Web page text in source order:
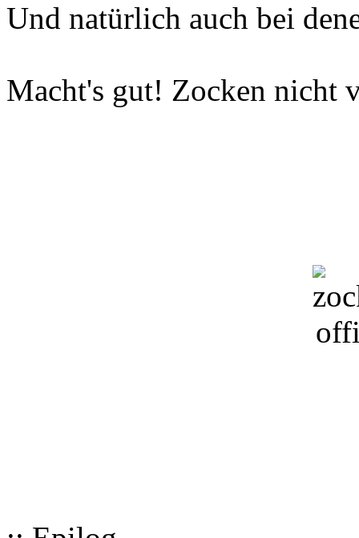
Und natürlich auch bei
Macht's gut! Zocken nicht